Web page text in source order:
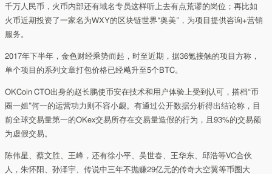
千万人民币，火币内部还有域名专员这样听上去有点荒谬的岗位；再比如
火币近期投资了一家名为WXY的区块链世界“奥美”，为项目提供咨询+营销
服务。
2017年下半年，金色财经乘势而起，时至近期，据36氪接触的项目方称，
单个项目的系列文章打包价格已经飚升至5个BTC。
OKCoin CTO出身的赵长鹏使币安在技术和用户体验上受到认可，搭档“币
圈一姐”何一的运营功力则不容小觑。有通过公开数据分析得出结论称，目
前全球交易量第一的OKex交易所存在交易量造假的行为，且93%的交易额
为虚假交易。
陈伟星、蔡文胜、王峰，还有徐小平、吴世春、王华东、邱浩等VC合伙
人，朱怀阳、孙泽宇、传说中三年不抛赚29亿元的传奇大空翼等币圈大